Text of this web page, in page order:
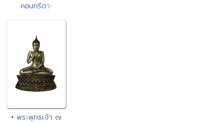
คอนกรีต✨
• พระพุทธเจ้า ๗